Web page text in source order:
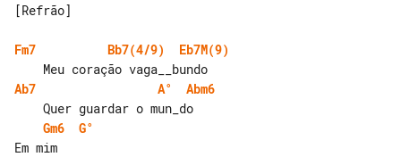
[Refrão]
Fm7 Bb7(4/9)
Eb7M(9)
Ab7
A°
Abm6
Gm6
G°
Em mim